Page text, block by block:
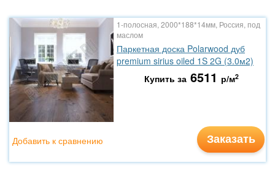
1-полосная, 2000*188*14мм, Россия, под
маслом
Паркетная доска Polarwood дуб
premium sirius oiled 1S 2G (3.0м2)
Купить за 6511 р/м2
Заказать
Добавить к сравнению